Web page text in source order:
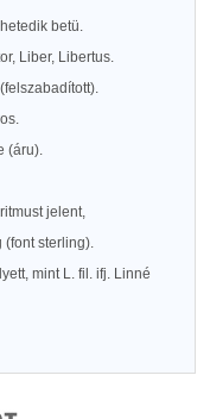
betü.
Liber, Libertus.
(áru).
jelent,
sterling).
mint L. fil. ifj. Linné